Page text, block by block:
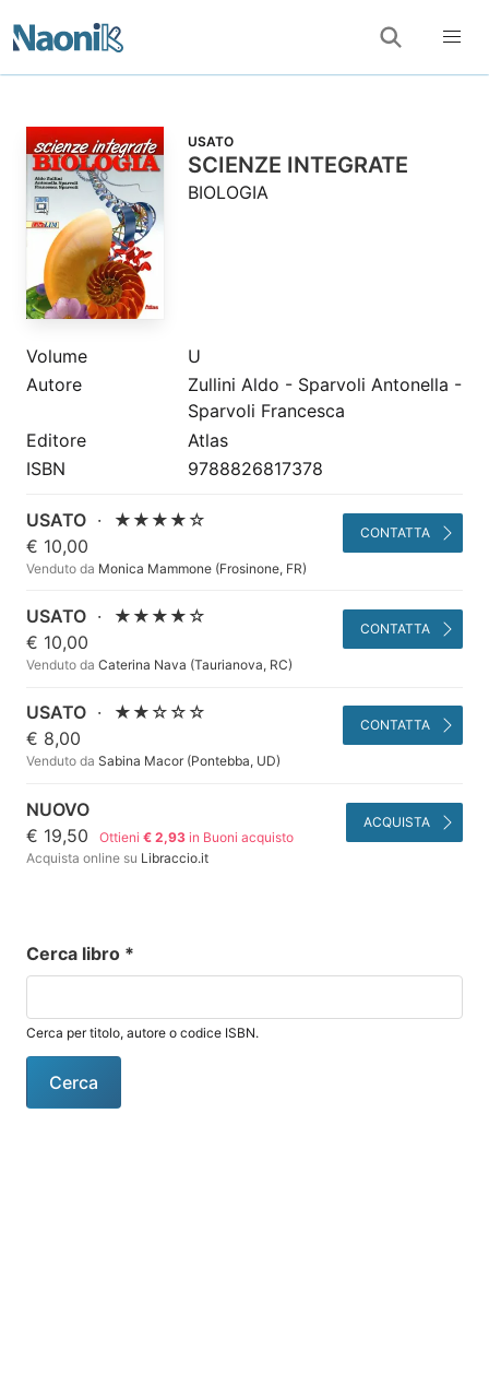
USATO
SCIENZE INTEGRATE
BIOLOGIA
Volume
U
Autore
Zullini Aldo - Sparvoli Antonella -
Sparvoli Francesca
Editore
Atlas
ISBN
9788826817378
USATO ·
★★★★☆
€ 10,00
Venduto da Monica Mammone (Frosinone, FR)
CONTATTA
USATO ·
★★★★☆
€ 10,00
Venduto da Caterina Nava (Taurianova, RC)
CONTATTA
USATO ·
★★☆☆☆
€ 8,00
Venduto da Sabina Macor (Pontebba, UD)
CONTATTA
NUOVO
€ 19,50
Ottieni€ 2,93 in Buoni acquisto
Acquista online su Libraccio.it
ACQUISTA
Cerca libro *
Cerca per titolo, autore o codice ISBN.